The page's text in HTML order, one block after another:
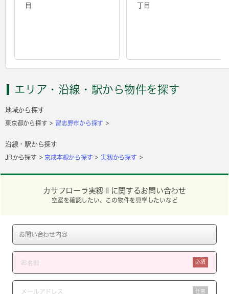
目
丁目
エリア・沿線・駅から物件を探す
地域から探す
東京都から探す 習志野市から探す
沿線・駅から探す
JRから探す 京成本線から探す 実籾から探す
カサフローラ実籾Ⅱに関するお問い合わせ
空室を確認したい、この物件を見学したいなど
必須
任意